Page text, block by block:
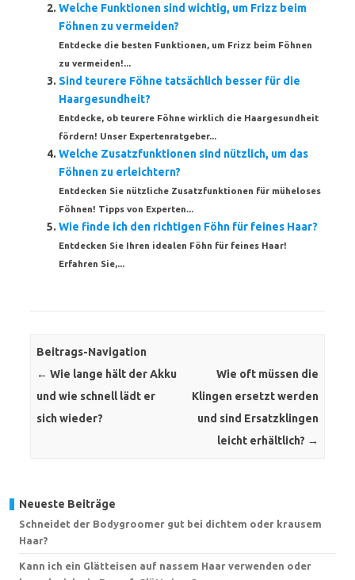
Welche Funktionen sind wichtig, um Frizz beim
Föhnen zu vermeiden?
Entdecke die besten Funktionen, um Frizz beim Föhnen
zu vermeiden!...
Sind teurere Föhne tatsächlich besser für die
Haargesundheit?
Entdecke, ob teurere Föhne wirklich die Haargesundheit
fördern! Unser Expertenratgeber...
Welche Zusatzfunktionen sind nützlich, um das
Föhnen zu erleichtern?
Entdecken Sie nützliche Zusatzfunktionen für müheloses
Föhnen! Tipps von Experten...
Wie finde ich den richtigen Föhn für feines Haar?
Entdecken Sie Ihren idealen Föhn für feines Haar!
Erfahren Sie,...
Beitrags-Navigation
← Wie lange hält der Akku
und wie schnell lädt er
sich wieder?
Wie oft müssen die
Klingen ersetzt werden
und sind Ersatzklingen
leicht erhältlich? →
Neueste Beiträge
Schneidet der Bodygroomer gut bei dichtem oder krausem
Haar?
Kann ich ein Glätteisen auf nassem Haar verwenden oder